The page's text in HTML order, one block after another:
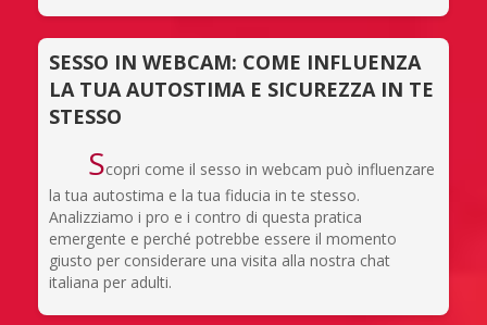
SESSO IN WEBCAM: COME INFLUENZA
LA TUA AUTOSTIMA E SICUREZZA IN TE
STESSO
Scopri come il sesso in webcam può influenzare
la tua autostima e la tua fiducia in te stesso.
Analizziamo i pro e i contro di questa pratica
emergente e perché potrebbe essere il momento
giusto per considerare una visita alla nostra chat
italiana per adulti.